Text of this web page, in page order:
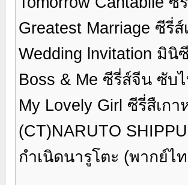
Greatest Marriage ซีรี่
Wedding lnvitation มิ
Boss & Me ซีรี่ส์จีน ซับ
My Lovely Girl ซีรี่สืเก
(CT)NARUTO
กำเนิดนารูโตะ (พากย์ไ